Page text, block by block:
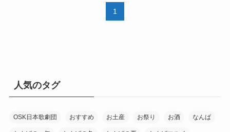
1
人気のタグ
OSK日本歌劇団 おすすめ お土産 お祭り お酒 なんば